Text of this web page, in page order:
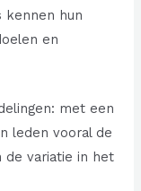
kennen hun
en
met een
leden vooral de
de variatie in het